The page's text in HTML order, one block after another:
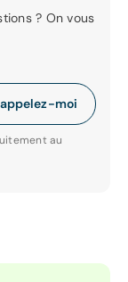
? On vous
moi
au